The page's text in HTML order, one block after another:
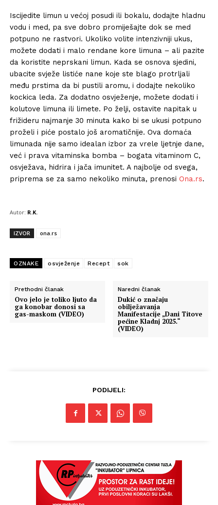
Iscijedite limun u većoj posudi ili bokalu, dodajte hladnu
vodu i med, pa sve dobro promiješajte dok se med
potpuno ne rastvori. Ukoliko volite intenzivniji ukus,
možete dodati i malo rendane kore limuna – ali pazite
da koristite neprskani limun. Kada se osnova sjedini,
ubacite svježe listiće nane koje ste blago protrljali
među prstima da bi pustili aromu, i dodajte nekoliko
kockica leda. Za dodatno osvježenje, možete dodati i
kolutove limuna ili limete. Po želji, ostavite napitak u
frižideru najmanje 30 minuta kako bi se ukusi potpuno
proželi i piće postalo još aromatičnije. Ova domaća
limunada nije samo idealan izbor za vrele ljetnje dane,
već i prava vitaminska bomba – bogata vitaminom C,
osvježava, hidrira i jača imunitet. A najbolje od svega,
priprema se za samo nekoliko minuta, prenosi Ona.rs.
Autor: R.K.
IZVOR ona.rs
OZNAKE osvježenje Recept sok
Prethodni članak
Ovo jelo je toliko ljuto da
ga konobar donosi sa
gas-maskom (VIDEO)
Naredni članak
Dukić o značaju
obilježavanja
Manifestacije „Dani Titove
pećine Kladnj 2025.“
(VIDEO)
PODIJELI: